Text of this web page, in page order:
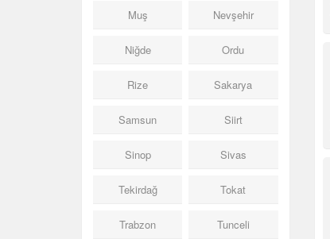
Muş Nevşehir
Niğde Ordu
Rize Sakarya
Samsun Siirt
Sinop Sivas
Tekirdağ Tokat
Trabzon Tunceli